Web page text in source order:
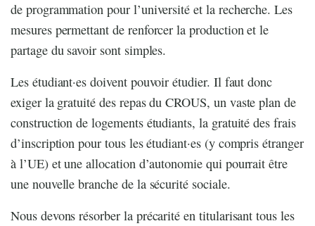
de programmation pour l’université et la recherche. Les
mesures permettant de renforcer la production et le
partage du savoir sont simples.
Les étudiant·es doivent pouvoir étudier. Il faut donc
exiger la gratuité des repas du CROUS, un vaste plan de
construction de logements étudiants, la gratuité des frais
d’inscription pour tous les étudiant·es (y compris étranger
à l’UE) et une allocation d’autonomie qui pourrait être
une nouvelle branche de la sécurité sociale.
Nous devons résorber la précarité en titularisant tous les